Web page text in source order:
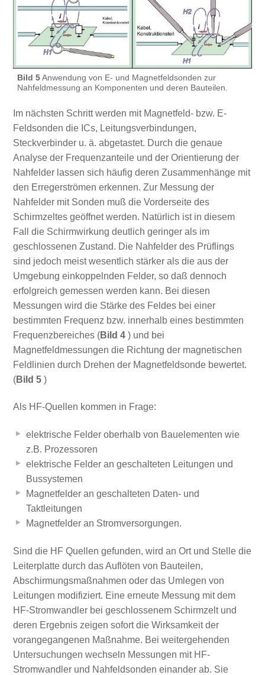
Bild 5Anwendung von E- und Magnetfeldsonden zur
Nahfeldmessung an Komponenten und deren Bauteilen.
Im nächsten Schritt werden mit Magnetfeld- bzw. E-
Feldsonden die ICs, Leitungsverbindungen,
Steckverbinder u. ä. abgetastet. Durch die genaue
Analyse der Frequenzanteile und der Orientierung der
Nahfelder lassen sich häufig deren Zusammenhänge mit
den Erregerströmen erkennen. Zur Messung der
Nahfelder mit Sonden muß die Vorderseite des
Schirmzeltes geöffnet werden. Natürlich ist in diesem
Fall die Schirmwirkung deutlich geringer als im
geschlossenen Zustand. Die Nahfelder des Prüflings
sind jedoch meist wesentlich stärker als die aus der
Umgebung einkoppelnden Felder, so daß dennoch
erfolgreich gemessen werden kann. Bei diesen
Messungen wird die Stärke des Feldes bei einer
bestimmten Frequenz bzw. innerhalb eines bestimmten
Frequenzbereiches (Bild 4) und bei
Magnetfeldmessungen die Richtung der magnetischen
Feldlinien durch Drehen der Magnetfeldsonde bewertet.
(Bild 5)
Als HF-Quellen kommen in Frage:
elektrische Felder oberhalb von Bauelementen wie
z.B. Prozessoren
elektrische Felder an geschalteten Leitungen und
Bussystemen
Magnetfelder an geschalteten Daten- und
Taktleitungen
Magnetfelder an Stromversorgungen.
Sind die HF Quellen gefunden, wird an Ort und Stelle die
Leiterplatte durch das Auflöten von Bauteilen,
Abschirmungsmaßnahmen oder das Umlegen von
Leitungen modifiziert. Eine erneute Messung mit dem
HF-Stromwandler bei geschlossenem Schirmzelt und
deren Ergebnis zeigen sofort die Wirksamkeit der
vorangegangenen Maßnahme. Bei weitergehenden
Untersuchungen wechseln Messungen mit HF-
Stromwandler und Nahfeldsonden einander ab. Sie